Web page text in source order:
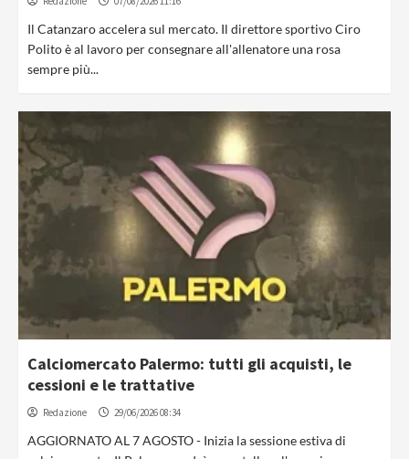
Il Catanzaro accelera sul mercato. Il direttore sportivo Ciro
Polito è al lavoro per consegnare all'allenatore una rosa
sempre più...
Calciomercato Palermo: tutti gli acquisti, le
cessioni e le trattative
Redazione 29/06/2026 08:34
AGGIORNATO AL 7 AGOSTO - Inizia la sessione estiva di